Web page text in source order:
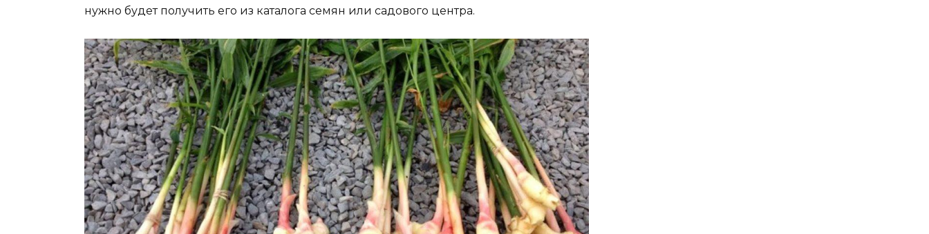
нужно будет получить его из каталога семян или садового центра.